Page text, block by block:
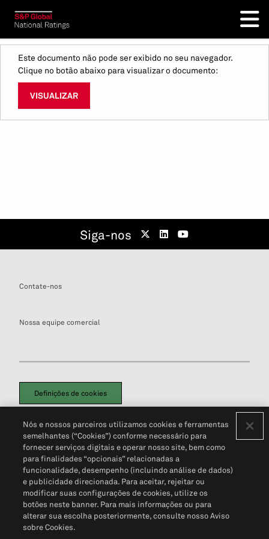
Este documento não pode ser exibido no seu navegador.
Clique no botão abaixo para visualizar o documento:
VISUALIZAR
Siga-nos
Contate-nos
Nossa equipe comercial
Definições de cookies
Política de PrivacidadePortal de privacidade do cliente (em inglês)
Não Venda Minhas Informações Pessoais© 2026 S&P Global
Nós e nossos parceiros utilizamos cookies e ferramentas
semelhantes (“Cookies”) conforme necessário para
fornecer serviços digitais e operar nosso site, bem como
para finalidades “opcionais” relacionadas a
funcionalidade, desempenho (incluindo análise de dados)
e publicidade direcionada. Para aceitar, rejeitar ou
modificar suas configurações de cookies, utilize os
botões neste banner. Para mais informações ou para
alterar sua escolha posteriormente, consulte nosso Aviso
sobre Cookies.